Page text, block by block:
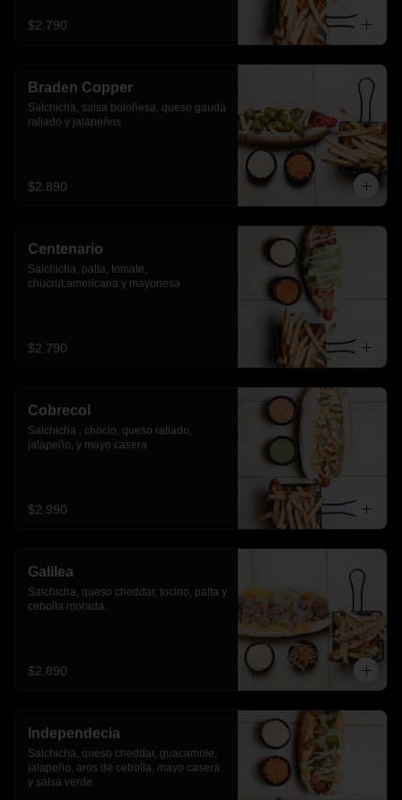
$2.790
Braden Copper
Salchicha, salsa boloñesa, queso gauda
rallado y jalapeños
$2.890
Centenario
Salchicha, palta, tomate,
chucrut,americana y mayonesa
$2.790
Cobrecol
Salchicha , choclo, queso rallado,
jalapeño, y mayo casera
$2.990
Galilea
Salchicha, queso cheddar, tocino, palta y
cebolla morada.
$2.890
Independecia
Salchicha, queso cheddar, guacamole,
jalapeño, aros de cebolla, mayo casera
y salsa verde.